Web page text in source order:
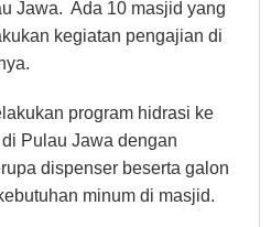
Jawa. Ada 10 masjid yang
kegiatan pengajian di
program hidrasi ke
Pulau Jawa dengan
dispenser beserta galon
minum di masjid.